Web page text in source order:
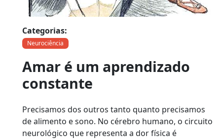
Categorias:
Neurociência
Amar é um aprendizado
constante
Precisamos dos outros tanto quanto precisamos
de alimento e sono. No cérebro humano, o circuito
neurológico que representa a dor física é